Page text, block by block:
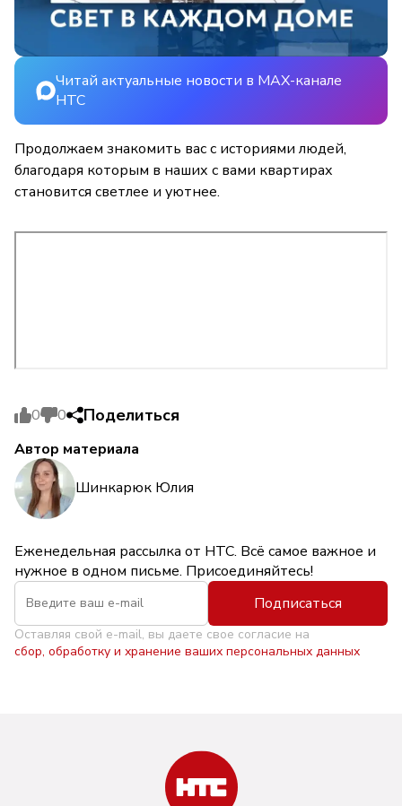
Читай актуальные новости в MAX-канале
НТС
Продолжаем знакомить вас с историями людей,
благодаря которым в наших с вами квартирах
становится светлее и уютнее.
0 0 Поделиться
Автор материала
Шинкарюк Юлия
Еженедельная рассылка от НТС. Всё самое важное и
нужное в одном письме. Присоединяйтесь!
Подписаться
Оставляя свой e-mail, вы даете свое согласие на
сбор, обработку и хранение ваших персональных данных